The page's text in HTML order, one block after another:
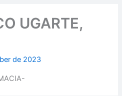
UGARTE,
de 2023